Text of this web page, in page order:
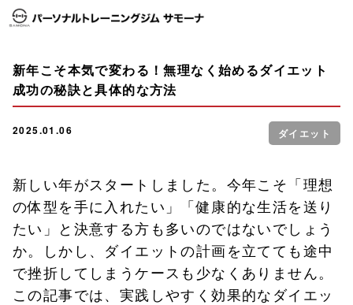
新年こそ本気で変わる！無理なく始めるダイエット
成功の秘訣と具体的な方法
2025.01.06 ダイエット
新しい年がスタートしました。今年こそ「理想
の体型を手に入れたい」「健康的な生活を送り
たい」と決意する方も多いのではないでしょう
か。しかし、ダイエットの計画を立てても途中
で挫折してしまうケースも少なくありません。
この記事では、実践しやすく効果的なダイエッ